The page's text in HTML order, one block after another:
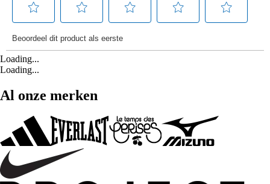
Loading...
Loading...
Al onze merken